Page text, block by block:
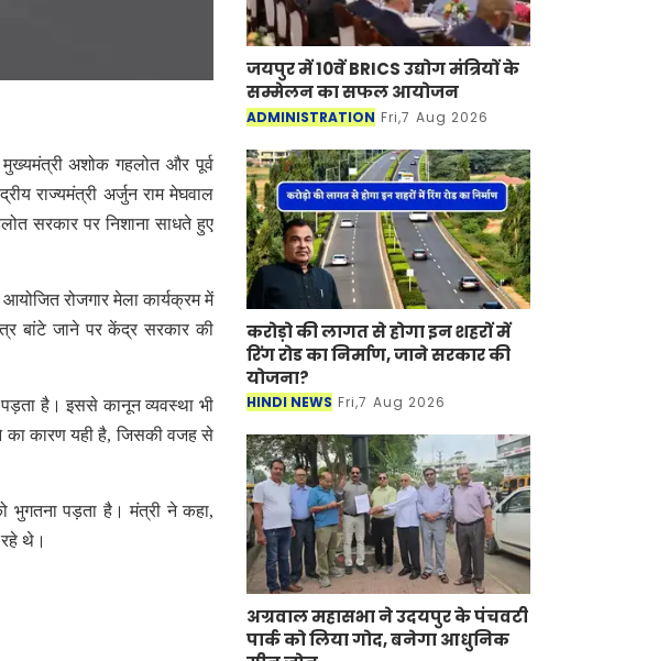
राज्यमंत्री अर्जुन राम मेघवाल
सरकार पर निशाना साधते हुए
बांटे जाने पर केंद्र सरकार की
है। इससे कानून व्यवस्था भी
का कारण यही है, जिसकी वजह से
भुगतना पड़ता है। मंत्री ने कहा,
थे।
जयपुर में 10वें BRICS उद्योग मंत्रियों
के सम्मेलन का सफल आयोजन
ADMINISTRATION Fri,7 Aug 2026
करोड़ो की लागत से होगा इन शहरों में
रिंग रोड का निर्माण, जाने सरकार की
योजना?
HINDI NEWS
अग्रवाल महासभा ने उदयपुर के
पंचवटी पार्क को लिया गोद, बनेगा
आधुनिक ग्रीन जोन
NEWS Fri,7 Aug 2026